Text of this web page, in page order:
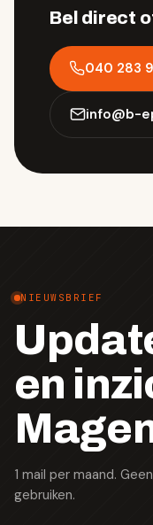
Bel direct
040 283
info@b-
NIEUWSBRIEF
en
1 mail per maand.
gebruiken.